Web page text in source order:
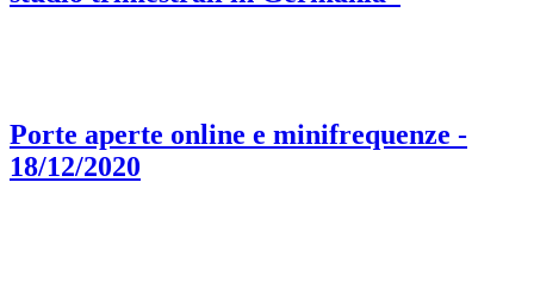
Porte aperte online e minifrequenze -
18/12/2020